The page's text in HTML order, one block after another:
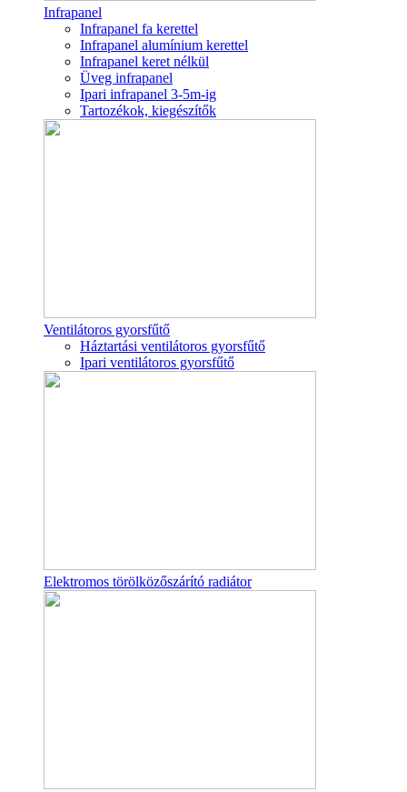
Infrapanel
Infrapanel fa kerettel
Infrapanel alumínium kerettel
Infrapanel keret nélkül
Üveg infrapanel
Ipari infrapanel 3-5m-ig
Tartozékok, kiegészítők
Ventilátoros gyorsfűtő
Háztartási ventilátoros gyorsfűtő
Ipari ventilátoros gyorsfűtő
Elektromos törölközőszárító radiátor